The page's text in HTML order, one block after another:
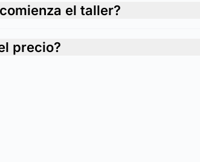
el taller?
precio?